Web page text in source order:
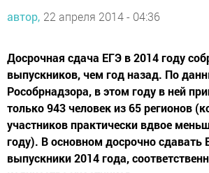
автор, 22 апреля 2014 - 04:36
Досрочная сдача ЕГЭ в 2014 году
выпускников, чем год назад. По
Рособрнадзора, в этом году в ней
только 943 человек из 65 регионов
участников практически вдвое
году). В основном досрочно сдавать
выпускники 2014 года,